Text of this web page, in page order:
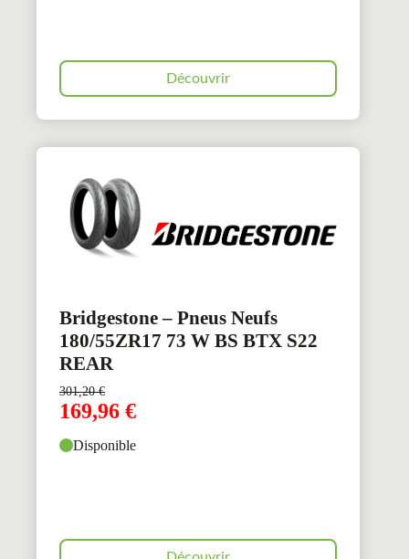
Découvrir
Bridgestone – Pneus Neufs
180/55ZR17 73 W BS BTX S22
REAR
301,20€
169,96 €
Disponible